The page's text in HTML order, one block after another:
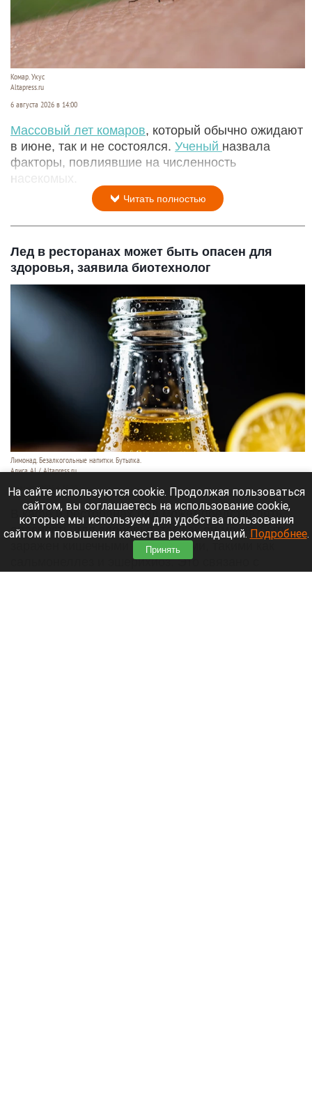
Комар. Укус
Altapress.ru
6 августа 2026 в 14:00
Массовый лет комаров, который обычно ожидают
в июне, так и не состоялся. Ученый назвала
факторы, повлиявшие на численность
насекомых.
Читать полностью
Лед в ресторанах может быть опасен для
здоровья, заявила биотехнолог
Лимонад. Безалкогольные напитки. Бутылка.
Алиса AI / Altapress.ru
6 августа 2026 в 15:20
В кафе и ресторанах лед может представлять
опасность для здоровья, так как он может быть
заражен кишечными инфекциями, такими как
сальмонеллез и эшерихиоз. Это связано с
На сайте используются cookie. Продолжая пользоваться
сайтом, вы соглашаетесь на использование cookie,
которые мы используем для удобства пользования
сайтом и повышения качества рекомендаций. Подробнее.
Принять